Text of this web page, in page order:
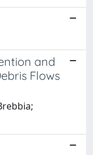
and
Flows